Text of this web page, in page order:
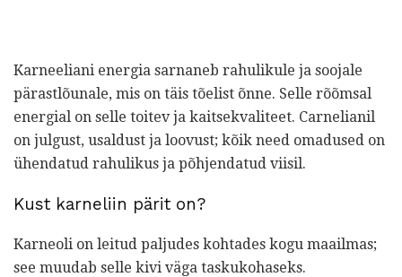
Karneeliani energia sarnaneb rahulikule ja soojale
pärastlõunale, mis on täis tõelist õnne. Selle rõõmsal
energial on selle toitev ja kaitsekvaliteet. Carnelianil
on julgust, usaldust ja loovust; kõik need omadused on
ühendatud rahulikus ja põhjendatud viisil.
Kust karneliin pärit on?
Karneoli on leitud paljudes kohtades kogu maailmas;
see muudab selle kivi väga taskukohaseks.